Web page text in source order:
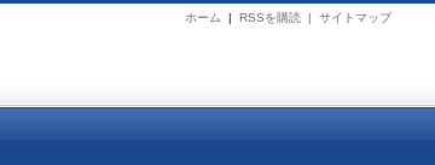
サイトマップ
RSSを購読 |
ホーム |